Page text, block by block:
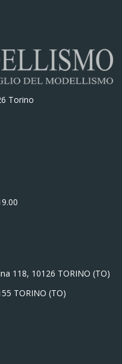
Torino
118, 10126 TORINO (TO)
TORINO (TO)